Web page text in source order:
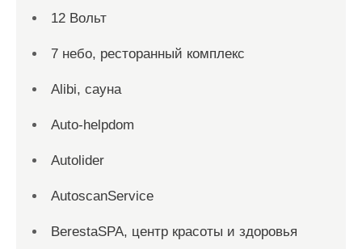
12 Вольт
7 небо, ресторанный комплекс
Alibi, сауна
Auto-helpdom
Autolider
AutoscanService
BerestaSPA, центр красоты и здоровья